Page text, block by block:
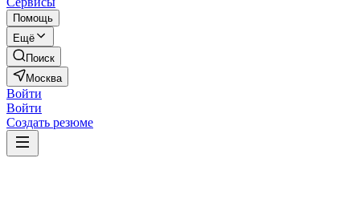
Помощь
Ещё
Поиск
Москва
Войти
Войти
Создать резюме